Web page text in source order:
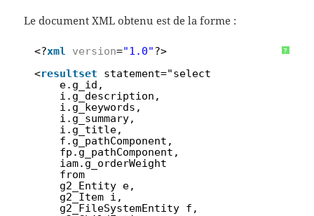
Le document XML obtenu est de la forme :
?
1
3
<?xml version="1.0"?>
<resultset
statement="select
e.g_id,
i.g_description,
i.g_keywords,
i.g_summary,
i.g_title,
f.g_pathComponent,
fp.g_pathComponent,
iam.g_orderWeight
from
g2_Entity e,
g2_Item i,
g2_FileSystemEntity f,